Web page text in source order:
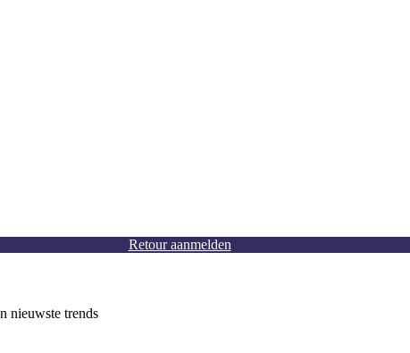
Retour aanmelden
nieuwste trends